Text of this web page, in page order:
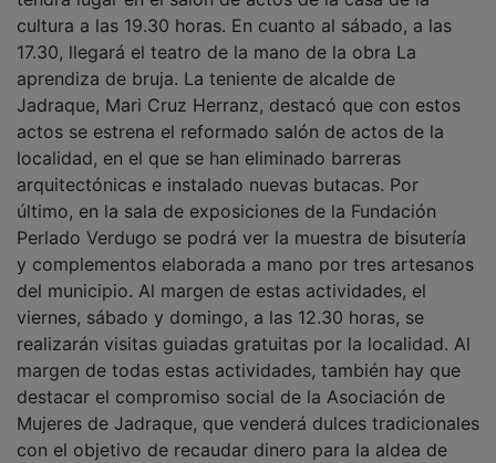
cultura a las 19.30 horas. En cuanto al sábado, a las
17.30, llegará el teatro de la mano de la obra La
aprendiza de bruja. La teniente de alcalde de
Jadraque, Mari Cruz Herranz, destacó que con estos
actos se estrena el reformado salón de actos de la
localidad, en el que se han eliminado barreras
arquitectónicas e instalado nuevas butacas. Por
último, en la sala de exposiciones de la Fundación
Perlado Verdugo se podrá ver la muestra de bisutería
y complementos elaborada a mano por tres artesanos
del municipio. Al margen de estas actividades, el
viernes, sábado y domingo, a las 12.30 horas, se
realizarán visitas guiadas gratuitas por la localidad. Al
margen de todas estas actividades, también hay que
destacar el compromiso social de la Asociación de
Mujeres de Jadraque, que venderá dulces tradicionales
con el objetivo de recaudar dinero para la aldea de